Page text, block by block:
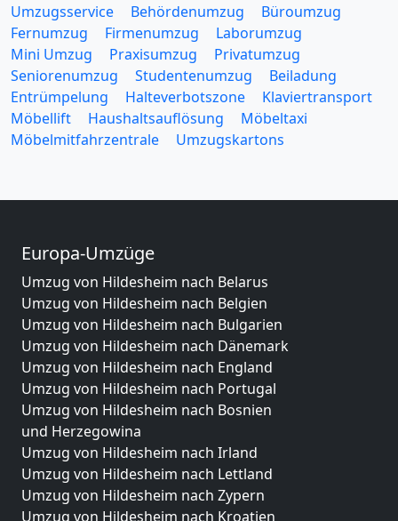
Umzugsservice Behördenumzug
Büroumzug
Fernumzug
Firmenumzug
Laborumzug
Mini Umzug
Praxisumzug
Privatumzug
Seniorenumzug
Studentenumzug
Beiladung
Entrümpelung
Halteverbotszone
Klaviertransport
Möbellift
Haushaltsauflösung
Möbeltaxi
Möbelmitfahrzentrale
Umzugskartons
Europa-Umzüge
Umzug von Hildesheim nach Belarus
Umzug von Hildesheim nach Belgien
Umzug von Hildesheim nach Bulgarien
Umzug von Hildesheim nach Dänemark
Umzug von Hildesheim nach England
Umzug von Hildesheim nach Portugal
Umzug von Hildesheim nach Bosnien
und Herzegowina
Umzug von Hildesheim nach Irland
Umzug von Hildesheim nach Lettland
Umzug von Hildesheim nach Zypern
Umzug von Hildesheim nach Kroatien